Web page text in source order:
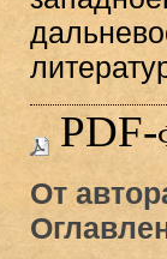
PDF-
От